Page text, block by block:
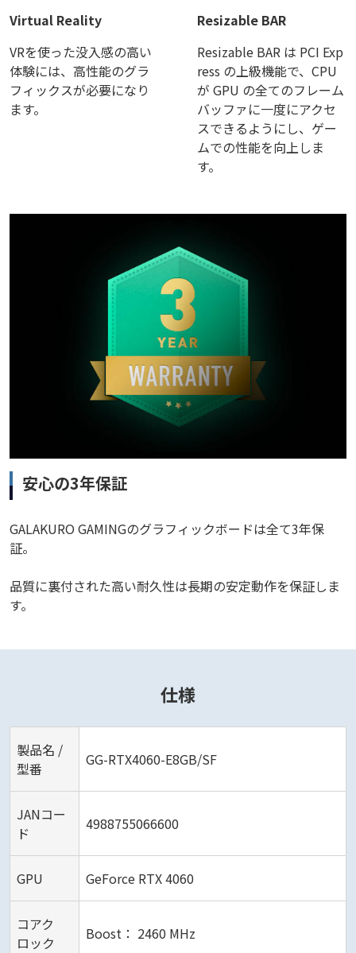
Virtual Reality
VRを使った没入感の高い
体験には、高性能のグラ
フィックスが必要になり
ます。
Resizable BAR
Resizable BAR は PCI Exp
ress の上級機能で、CPU
が GPU の全てのフレーム
バッファに一度にアクセ
スできるようにし、ゲー
ムでの性能を向上しま
す。
安心の3年保証
GALAKURO GAMINGのグラフィックボードは全て3年保
証。
品質に裏付された高い耐久性は長期の安定動作を保証しま
す。
仕様
製品名 /
型番
GG-RTX4060-E8GB/SF
JANコー
ド
4988755066600
GPU GeForce RTX 4060
コアク
ロック
Boost： 2460 MHz